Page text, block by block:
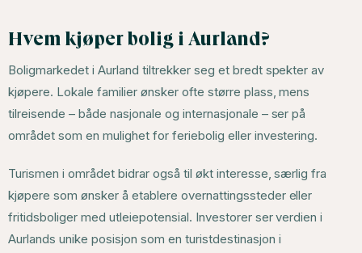
Hvem kjøper bolig i Aurland?
Boligmarkedet i Aurland tiltrekker seg et bredt spekter av
kjøpere. Lokale familier ønsker ofte større plass, mens
tilreisende – både nasjonale og internasjonale – ser på
området som en mulighet for feriebolig eller investering.
Turismen i området bidrar også til økt interesse, særlig fra
kjøpere som ønsker å etablere overnattingssteder eller
fritidsboliger med utleiepotensial. Investorer ser verdien i
Aurlands unike posisjon som en turistdestinasjon i